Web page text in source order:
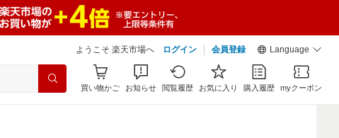
ようこそ 楽天市場へ ログイン 会員登録 Language
買い物かご お知らせ 閲覧履歴 お気に入り 購入履歴 myクーポン